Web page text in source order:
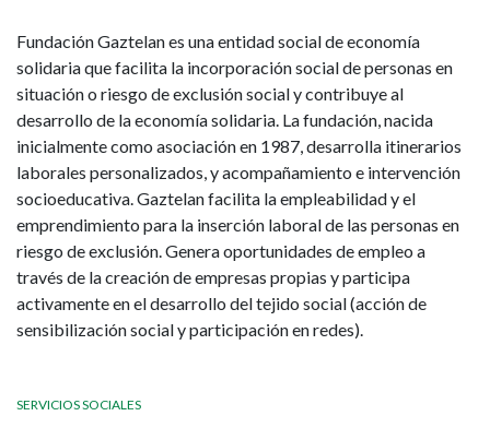
Fundación Gaztelan es una entidad social de economía
solidaria que facilita la incorporación social de personas en
situación o riesgo de exclusión social y contribuye al
desarrollo de la economía solidaria. La fundación, nacida
inicialmente como asociación en 1987, desarrolla itinerarios
laborales personalizados, y acompañamiento e intervención
socioeducativa. Gaztelan facilita la empleabilidad y el
emprendimiento para la inserción laboral de las personas en
riesgo de exclusión. Genera oportunidades de empleo a
través de la creación de empresas propias y participa
activamente en el desarrollo del tejido social (acción de
sensibilización social y participación en redes).
SERVICIOS SOCIALES